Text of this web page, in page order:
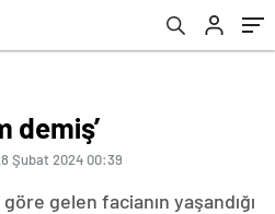
demiş’
Şubat 2024 00:39
gelen facianın yaşandığı